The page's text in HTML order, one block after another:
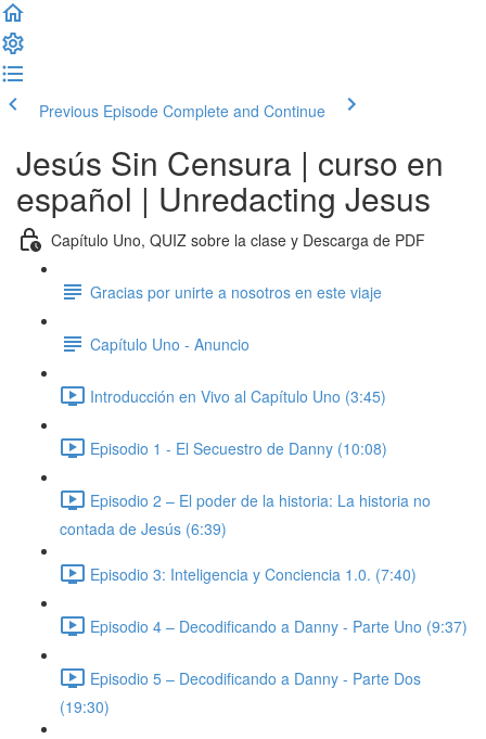
Previous Episode Complete and Continue
Jesús Sin Censura | curso en
español | Unredacting Jesus
Capítulo Uno, QUIZ sobre la clase y Descarga de PDF
Gracias por unirte a nosotros en este viaje
Capítulo Uno - Anuncio
Introducción en Vivo al Capítulo Uno (3:45)
Episodio 1 - El Secuestro de Danny (10:08)
Episodio 2 – El poder de la historia: La historia no
contada de Jesús (6:39)
Episodio 3: Inteligencia y Conciencia 1.0. (7:40)
Episodio 4 – Decodificando a Danny - Parte Uno (9:37)
Episodio 5 – Decodificando a Danny - Parte Dos
(19:30)